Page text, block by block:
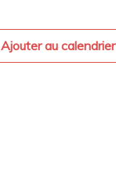
Ajouter au calendrier